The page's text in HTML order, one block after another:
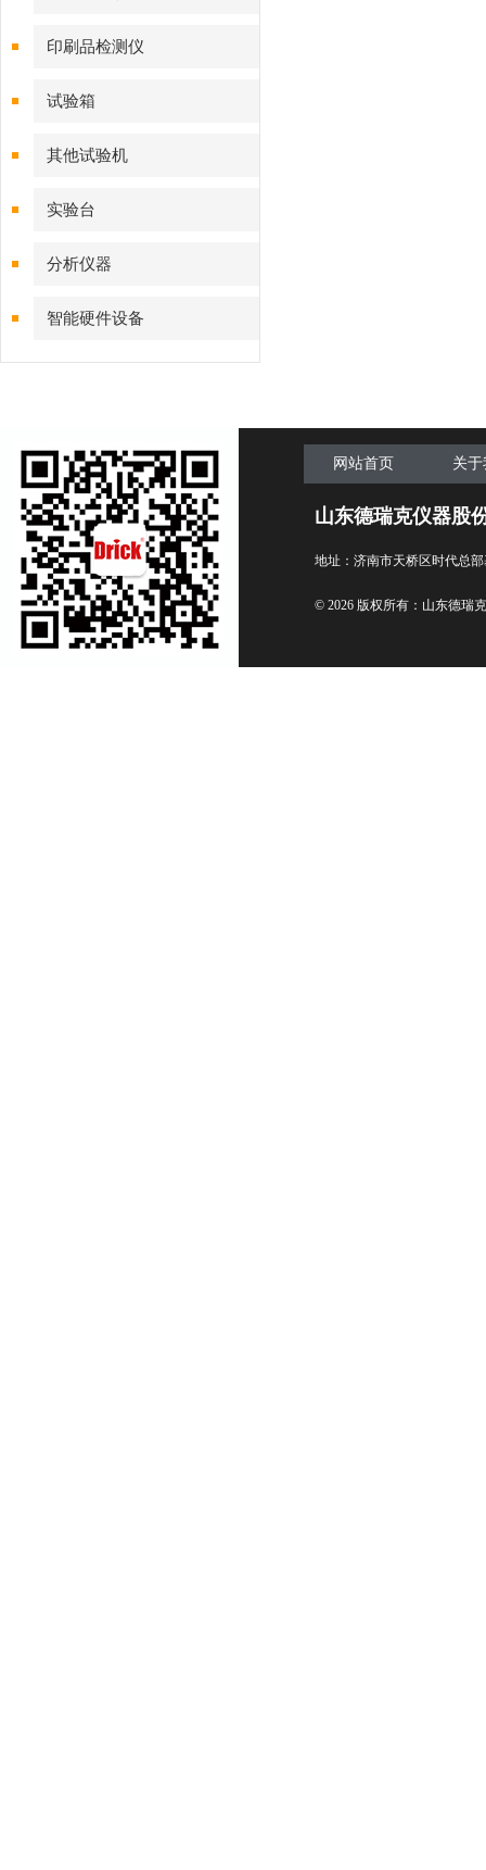
印刷品检测仪
试验箱
其他试验机
实验台
分析仪器
智能硬件设备
网站首页 关
山东德瑞克仪器股
地址：济南市天桥区时代总
© 2026 版权所有：山东德瑞